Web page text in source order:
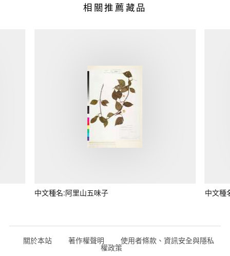
相關推薦藏品
中文種名:阿里山五味子 中文種
關於本站 著作權聲明 使用者條款、資訊安全與隱私
權政策